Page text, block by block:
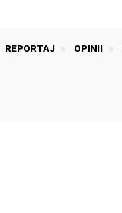
REPORTAJ OPINII